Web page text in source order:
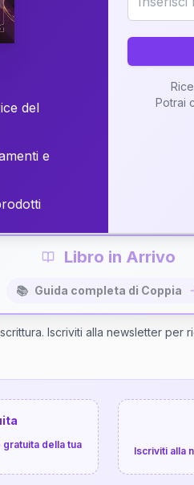
Matrice di Coppia
✨ Interpretazione personalizzata
⚡
Libro in Arrivo
📚 Guida completa di Coppia
Iscriviti alla newsletter per
della tua
Iscriviti alla
del
e
Potrai